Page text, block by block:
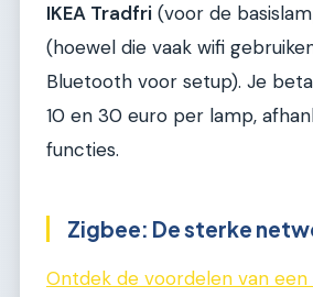
IKEA Tradfri (voor de
(hoewel die vaak wifi
Bluetooth voor setup). Je
10 en 30 euro per lamp,
functies.
Zigbee: De sterke
Ontdek de voordelen van een